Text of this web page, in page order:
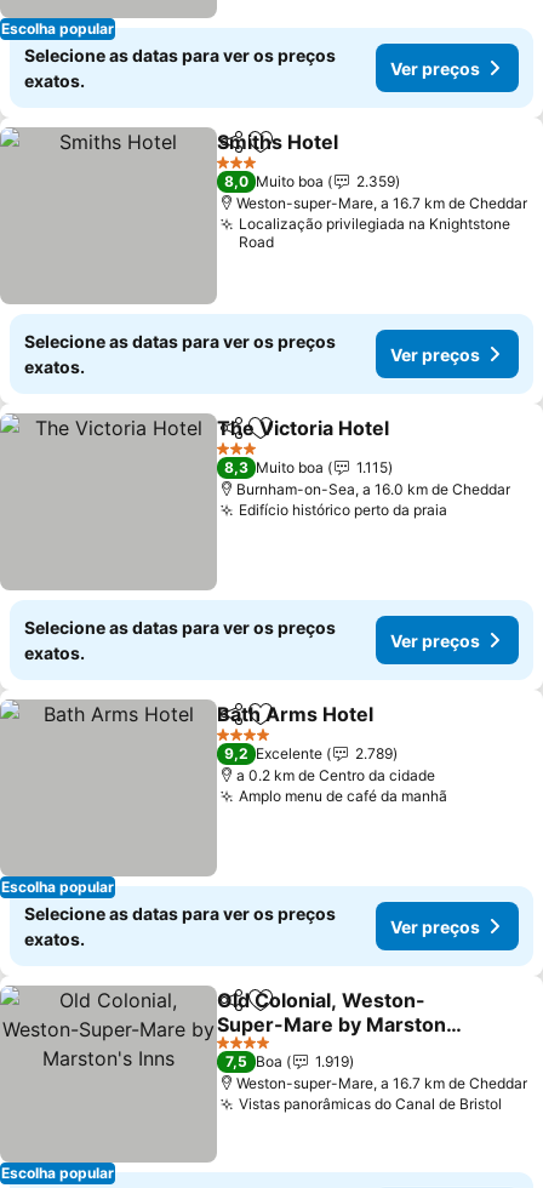
Escolha popular
Selecione as datas para ver os preços
exatos.
Ver preços
PartilharAdicionar aos favoritos
Smiths Hotel
3 Estrelas
8,0 Muito boa
2.359
Weston-super-Mare, a 16.7 km de Cheddar
Localização privilegiada na Knightstone
Road
Selecione as datas para ver os preços
exatos.
Ver preços
PartilharAdicionar aos favoritos
The Victoria Hotel
3 Estrelas
8,3 Muito boa
1.115
Burnham-on-Sea, a 16.0 km de Cheddar
Edifício histórico perto da praia
Selecione as datas para ver os preços
exatos.
Ver preços
Escolha popular
PartilharAdicionar aos favoritos
Bath Arms Hotel
4 Estrelas
9,2 Excelente
2.789
a 0.2 km de Centro da cidade
Amplo menu de café da manhã
Selecione as datas para ver os preços
exatos.
Ver preços
Escolha popular
PartilharAdicionar aos favoritos
Old Colonial, Weston-
Super-Mare by Marston's
Inns
4 Estrelas
7,5 Boa
1.919
Weston-super-Mare, a 16.7 km de Cheddar
Vistas panorâmicas do Canal de Bristol